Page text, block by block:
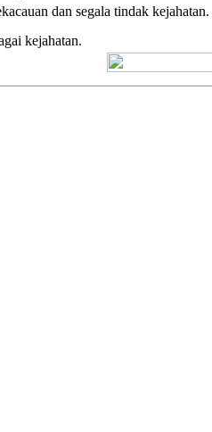
dan segala tindak kejahatan.
kejahatan.